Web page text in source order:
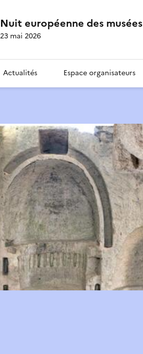
Nuit européenne des musées
23 mai 2026
Actualités Espace organisateurs